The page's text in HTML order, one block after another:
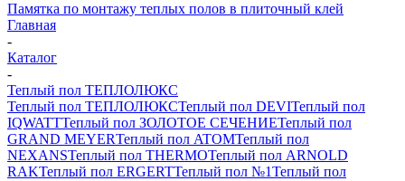
Памятка по монтажу теплых полов в плиточный клей
Главная
-
Каталог
-
Теплый пол ТЕПЛОЛЮКС
Теплый пол ТЕПЛОЛЮКСТеплый пол DEVIТеплый пол
IQWATTТеплый пол ЗОЛОТОЕ СЕЧЕНИЕТеплый пол
GRAND MEYERТеплый пол ATOMТеплый пол
NEXANSТеплый пол THERMOТеплый пол ARNOLD
RAKТеплый пол ERGERTТеплый пол №1Теплый пол